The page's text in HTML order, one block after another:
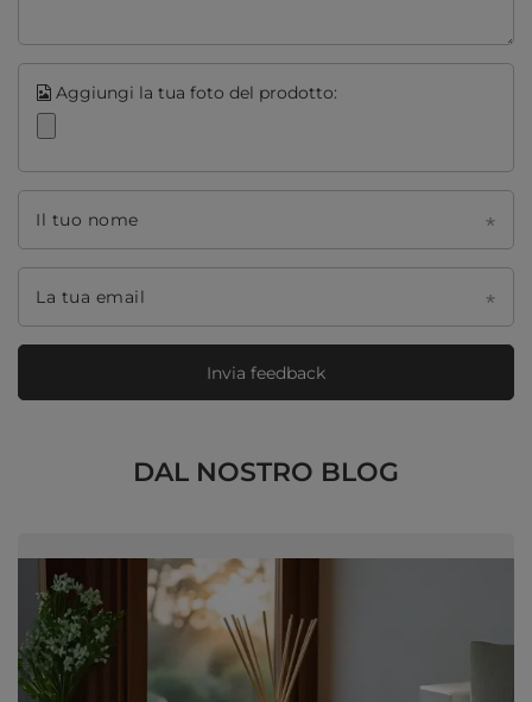
Aggiungi la tua foto del prodotto:
Il tuo nome
La tua email
Invia feedback
DAL NOSTRO BLOG